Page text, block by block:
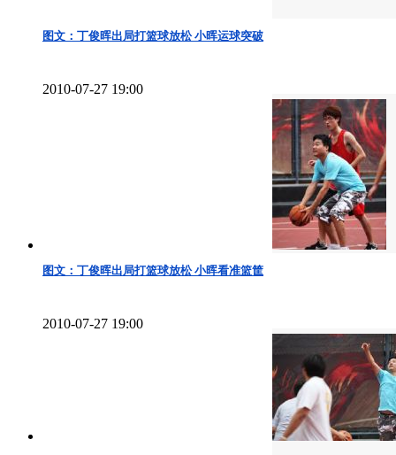
图文：丁俊晖出局打篮球放松 小晖运球突破
2010-07-27 19:00
图文：丁俊晖出局打篮球放松 小晖看准篮筐
2010-07-27 19:00